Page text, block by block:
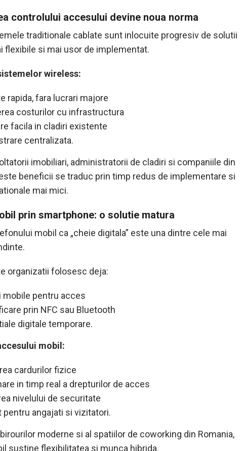
controlului accesului devine noua norma
traditionale cablate sunt inlocuite progresiv de solutii
flexibile si mai usor de implementat.
wireless:
rapida, fara lucrari majore
costurilor cu infrastructura
facila in cladiri existente
centralizata.
imobiliari, administratorii de cladiri si companiile din
beneficii se traduc prin timp redus de implementare si
mai mici.
prin smartphone: o solutie matura
mobil ca „cheie digitala” este una dintre cele mai
organizatii folosesc deja:
mobile pentru acces
prin NFC sau Bluetooth
digitale temporare.
mobil:
cardurilor fizice
in timp real a drepturilor de acces
nivelului de securitate
pentru angajati si vizitatori.
moderne si al spatiilor de coworking din Romania,
sustine flexibilitatea si munca hibrida.